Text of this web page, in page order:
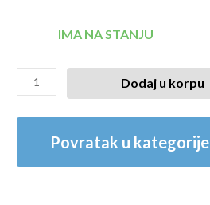
IMA NA STANJU
Dodaj u korpu
Povratak u kategorije